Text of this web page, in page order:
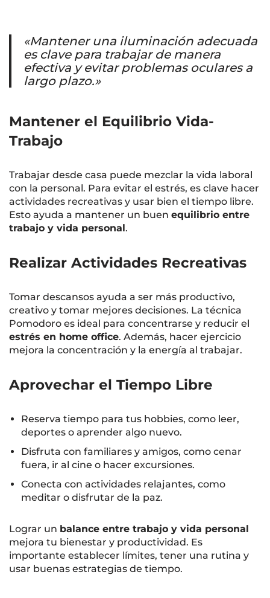
«Mantener una iluminación adecuada
es clave para trabajar de manera
efectiva y evitar problemas oculares a
largo plazo.»
Mantener el Equilibrio Vida-
Trabajo
Trabajar desde casa puede mezclar la vida laboral
con la personal. Para evitar el estrés, es clave hacer
actividades recreativas y usar bien el tiempo libre.
Esto ayuda a mantener un buen equilibrio entre
trabajo y vida personal.
Realizar Actividades Recreativas
Tomar descansos ayuda a ser más productivo,
creativo y tomar mejores decisiones. La técnica
Pomodoro es ideal para concentrarse y reducir el
estrés en home office. Además, hacer ejercicio
mejora la concentración y la energía al trabajar.
Aprovechar el Tiempo Libre
Reserva tiempo para tus hobbies, como leer,
deportes o aprender algo nuevo.
Disfruta con familiares y amigos, como cenar
fuera, ir al cine o hacer excursiones.
Conecta con actividades relajantes, como
meditar o disfrutar de la paz.
Lograr un balance entre trabajo y vida personal
mejora tu bienestar y productividad. Es
importante establecer límites, tener una rutina y
usar buenas estrategias de tiempo.